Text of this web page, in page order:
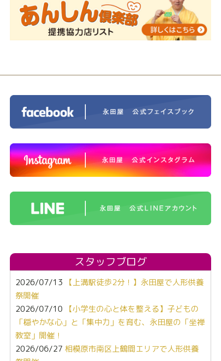
ス®上鶴間 エンディングノートを書いてみよう！
2023/11/29 永田屋創業110周年記念式典 レンブラ
ントホテル東京町田
スタッフブログ
2026/07/13
【上溝駅徒歩2分！】永田屋で人形供養
祭開催
2026/07/10
【小学生の心と体を整える】子どもの
「穏やかな心」と「集中力」を育む、永田屋の「坐禅
教室」開催！
2026/06/27 相模原市南区上鶴間エリアで人形供養